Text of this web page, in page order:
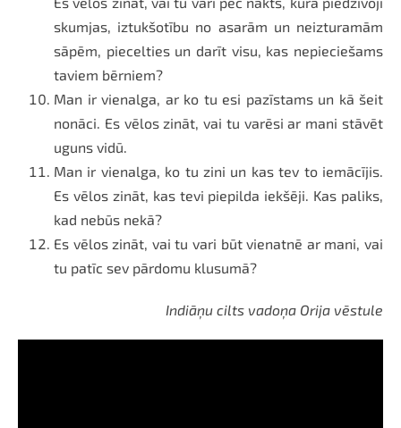
skumjas, iztukšotību no asarām un neizturamām
sāpēm, piecelties un darīt visu, kas nepieciešams
taviem bērniem?
Man ir vienalga, ar ko tu esi pazīstams un kā šeit
nonāci. Es vēlos zināt, vai tu varēsi ar mani stāvēt
uguns vidū.
Man ir vienalga, ko tu zini un kas tev to iemācījis.
Es vēlos zināt, kas tevi piepilda iekšēji. Kas paliks,
kad nebūs nekā?
Es vēlos zināt, vai tu vari būt vienatnē ar mani, vai
tu patīc sev pārdomu klusumā?
Indiāņu cilts vadoņa Orija vēstule